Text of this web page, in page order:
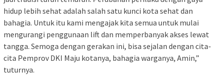
hidup lebih sehat adalah salah satu kunci kota sehat dan
bahagia. Untuk itu kami mengajak kita semua untuk mulai
mengurangi penggunaan lift dan memperbanyak akses lewat
tangga. Semoga dengan gerakan ini, bisa sejalan dengan cita-
cita Pemprov DKI Maju kotanya, bahagia warganya, Amin,”
tuturnya.